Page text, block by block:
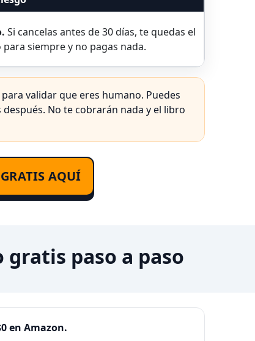
Si cancelas antes de 30 días, te quedas el
para siempre y no pagas nada.
validar que eres humano. Puedes
No te cobrarán nada y el libro
AQUÍ
paso a paso
en Amazon.